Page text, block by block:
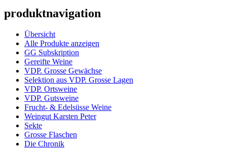
produktnavigation
Übersicht
Alle Produkte anzeigen
GG Subskription
Gereifte Weine
VDP. Grosse Gewächse
Selektion aus VDP. Grosse Lagen
VDP. Ortsweine
VDP. Gutsweine
Frucht- & Edelsüsse Weine
Weingut Karsten Peter
Sekte
Grosse Flaschen
Die Chronik